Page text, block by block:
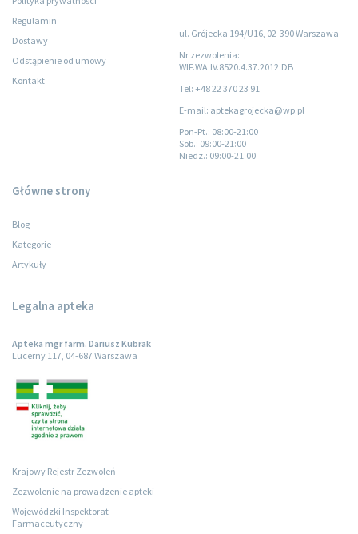
Regulamin
Dostawy
Odstąpienie od umowy
Kontakt
ul. Grójecka 194/U16, 02-390 Warszawa
Nr zezwolenia:
WIF.WA.IV.8520.4.37.2012.DB
Tel: +48 22 370 23 91
E-mail: aptekagrojecka@wp.pl
Pon-Pt.: 08:00-21:00
Sob.: 09:00-21:00
Niedz.: 09:00-21:00
Główne strony
Blog
Kategorie
Artykuły
Legalna apteka
Apteka mgr farm. Dariusz Kubrak
Lucerny 117, 04-687 Warszawa
Krajowy Rejestr Zezwoleń
Zezwolenie na prowadzenie apteki
Wojewódzki Inspektorat
Farmaceutyczny